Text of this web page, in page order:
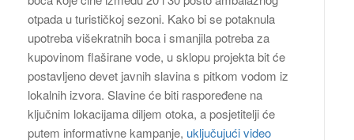
otpada u turističkoj sezoni. Kako bi se potaknula
upotreba višekratnih boca i smanjila potreba za
kupovinom flaširane vode, u sklopu projekta bit će
postavljeno devet javnih slavina s pitkom vodom iz
lokalnih izvora. Slavine će biti raspoređene na
ključnim lokacijama diljem otoka, a posjetitelji će
putem informativne kampanje, uključujući video